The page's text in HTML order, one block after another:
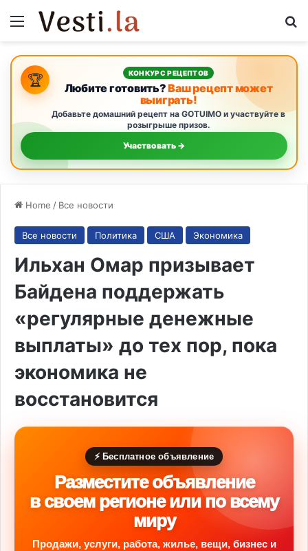
Menu
🏆 КОНКУРС РЕЦЕПТОВ
Любите готовить?Ваш рецепт может
выиграть!
Добавьте домашний рецепт на GOTUIMO и участвуйте в
розыгрыше призов.
Участвовать →
Home / Все новости
Все новости Политика США Экономика
Ильхан Омар призывает
Байдена поддержать
«регулярные денежные
выплаты» до тех пор, пока
экономика не
восстановится
⚡ Бесплатное объявление
Разместите объявление
в своем регионе или по всему
миру
Продажи, услуги, работа, жилье, вещи, бизнес и